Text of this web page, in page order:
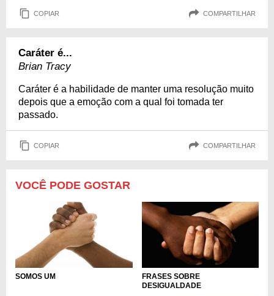
COPIAR COMPARTILHAR
Caráter é...
Brian Tracy
Caráter é a habilidade de manter uma resolução muito
depois que a emoção com a qual foi tomada ter
passado.
COPIAR COMPARTILHAR
VOCÊ PODE GOSTAR
SOMOS UM
FRASES SOBRE
DESIGUALDADE